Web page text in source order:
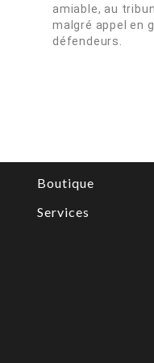
amiable, au
malgré appel en
défendeurs.
Boutique
Services